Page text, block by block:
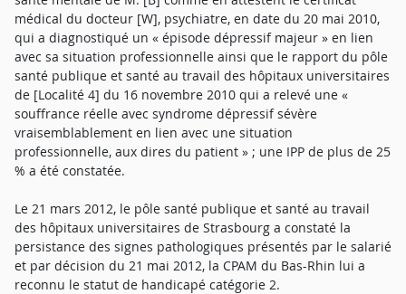
médical du docteur [W], psychiatre, en date du 20 mai 2010,
qui a diagnostiqué un « épisode dépressif majeur » en lien
avec sa situation professionnelle ainsi que le rapport du pôle
santé publique et santé au travail des hôpitaux universitaires
de [Localité 4] du 16 novembre 2010 qui a relevé une «
souffrance réelle avec syndrome dépressif sévère
vraisemblablement en lien avec une situation
professionnelle, aux dires du patient » ; une IPP de plus de 25
% a été constatée.
Le 21 mars 2012, le pôle santé publique et santé au travail
des hôpitaux universitaires de Strasbourg a constaté la
persistance des signes pathologiques présentés par le salarié
et par décision du 21 mai 2012, la CPAM du Bas-Rhin lui a
reconnu le statut de handicapé catégorie 2.